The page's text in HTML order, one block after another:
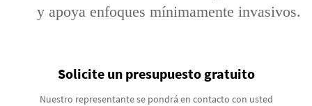
y apoya enfoques mínimamente invasivos.
Solicite un presupuesto gratuito
Nuestro representante se pondrá en contacto con usted